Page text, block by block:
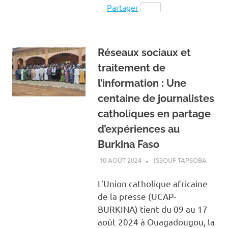
Partager
Réseaux sociaux et
traitement de
l’information : Une
centaine de journalistes
catholiques en partage
d’expériences au
Burkina Faso
10 AOÛT 2024 ISSOUF TAPSOBA
L’Union catholique africaine
de la presse (UCAP-
BURKINA) tient du 09 au 17
août 2024 à Ouagadougou, la